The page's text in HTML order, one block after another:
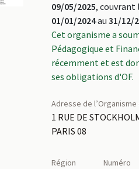
09/05/2025, couvrant
01/01/2024au 31/12/
Cet organisme a
Pédagogique et
récemment et est
ses obligations d'OF.
Adresse de
1 RUE DE
PARIS 08
Région
Numéro